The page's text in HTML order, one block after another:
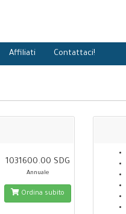
Affiliati Contattaci!
1031600.00 SDG
Annuale
Ordina subito